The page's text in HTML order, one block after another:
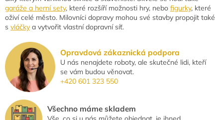
garáže a herní sety, které rozšíří možnosti hry, nebo figurky, které
oživí celé město. Milovníci dopravy mohou své stavby propojit také
s vláčky a vytvořit vlastní dopravní síť.
Opravdová zákaznická podpora
U nás nenajdete roboty, ale skutečné lidi, kteří
se vám budou věnovat.
+420 601 323 550
Všechno máme skladem